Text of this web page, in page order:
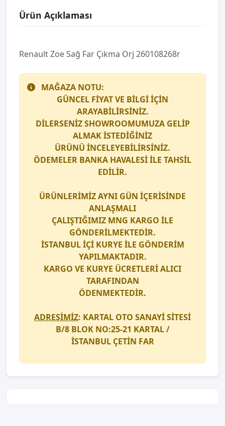
Ürün Açıklaması
Renault Zoe Sağ Far Çıkma Orj 260108268r
MAĞAZA NOTU:
GÜNCEL FİYAT VE BİLGİ İÇİN
ARAYABİLİRSİNİZ.
DİLERSENİZ SHOWROOMUMUZA GELİP
ALMAK İSTEDİĞİNİZ
ÜRÜNÜ İNCELEYEBİLİRSİNİZ.
ÖDEMELER BANKA HAVALESİ İLE TAHSİL
EDİLİR.
ÜRÜNLERİMİZ AYNI GÜN İÇERİSİNDE
ANLAŞMALI
ÇALIŞTIĞIMIZ MNG KARGO İLE
GÖNDERİLMEKTEDİR.
İSTANBUL İÇİ KURYE İLE GÖNDERİM
YAPILMAKTADIR.
KARGO VE KURYE ÜCRETLERİ ALICI
TARAFINDAN
ÖDENMEKTEDİR.
ADRESİMİZ: KARTAL OTO SANAYİ SİTESİ
B/8 BLOK NO:25-21 KARTAL /
İSTANBUL ÇETİN FAR